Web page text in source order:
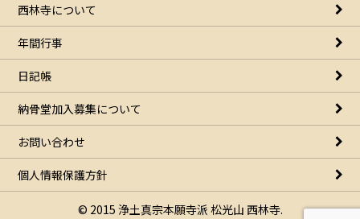
西林寺について
年間行事
日記帳
納骨堂加入募集について
お問い合わせ
個人情報保護方針
© 2015 浄土真宗本願寺派 松光山 西林寺.